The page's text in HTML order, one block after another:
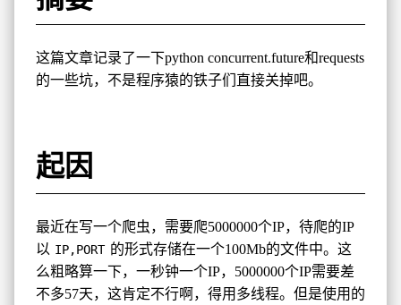
这篇文章记录了一下python concurrent.future和requests
的一些坑，不是程序猿的铁子们直接关掉吧。
起因
最近在写一个爬虫，需要爬5000000个IP，待爬的IP
以 IP,PORT 的形式存储在一个100Mb的文件中。这
么粗略算一下，一秒钟一个IP，5000000个IP需要差
不多57天，这肯定不行啊，得用多线程。但是使用的